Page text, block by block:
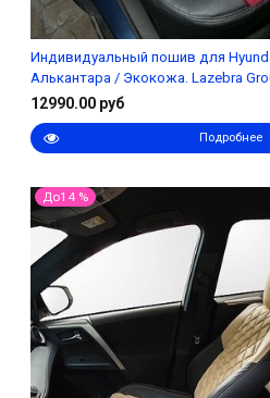
Индивидуальный пошив для
Алькантара / Экокожа. Lazebra
12990.00 руб
Подробнее
До14 %